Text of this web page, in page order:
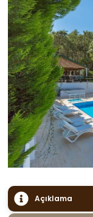
Açıklama